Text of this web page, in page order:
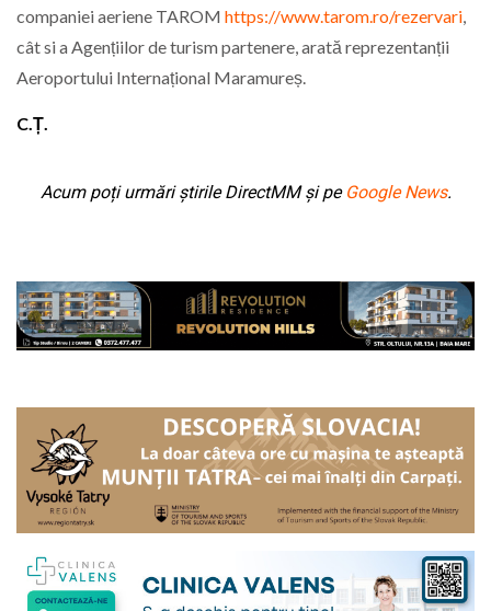
companiei aeriene TAROM https://www.tarom.ro/rezervari
cât si a Agențiilor de turism partenere, arată reprezentanții
Aeroportului Internațional Maramureș.
C.Ț.
Acum poți urmări știrile DirectMM și pe Google News.